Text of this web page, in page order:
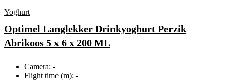
Yoghurt
Optimel Langlekker Drinkyoghurt Perzik
Abrikoos 5 x 6 x 200 ML
Camera: -
Flight time (m): -